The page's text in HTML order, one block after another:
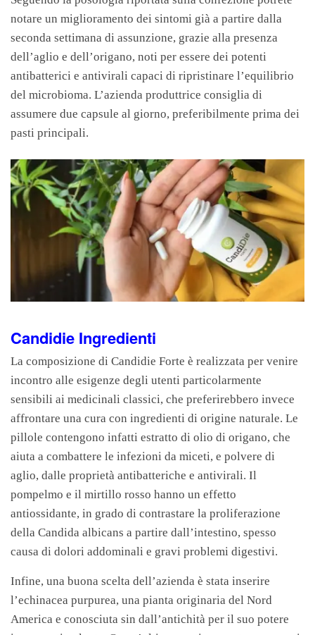
notare un miglioramento dei sintomi già a partire dalla
seconda settimana di assunzione, grazie alla presenza
dell’aglio e dell’origano, noti per essere dei potenti
antibatterici e antivirali capaci di ripristinare l’equilibrio
del microbioma. L’azienda produttrice consiglia di
assumere due capsule al giorno, preferibilmente prima dei
pasti principali.
Candidie Ingredienti
La composizione di Candidie Forte è realizzata per venire
incontro alle esigenze degli utenti particolarmente
sensibili ai medicinali classici, che preferirebbero invece
affrontare una cura con ingredienti di origine naturale. Le
pillole contengono infatti estratto di olio di origano, che
aiuta a combattere le infezioni da miceti, e polvere di
aglio, dalle proprietà antibatteriche e antivirali. Il
pompelmo e il mirtillo rosso hanno un effetto
antiossidante, in grado di contrastare la proliferazione
della Candida albicans a partire dall’intestino, spesso
causa di dolori addominali e gravi problemi digestivi.
Infine, una buona scelta dell’azienda è stata inserire
l’echinacea purpurea, una pianta originaria del Nord
America e conosciuta sin dall’antichità per il suo potere